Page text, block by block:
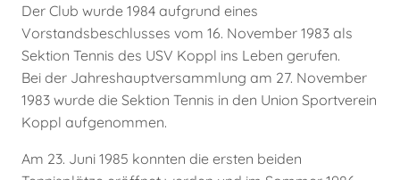
Der Club wurde 1984 aufgrund eines
Vorstandsbeschlusses vom 16. November 1983 als
Sektion Tennis des USV Koppl ins Leben gerufen.
Bei der Jahreshauptversammlung am 27. November
1983 wurde die Sektion Tennis in den Union Sportverein
Koppl aufgenommen.
Am 23. Juni 1985 konnten die ersten beiden